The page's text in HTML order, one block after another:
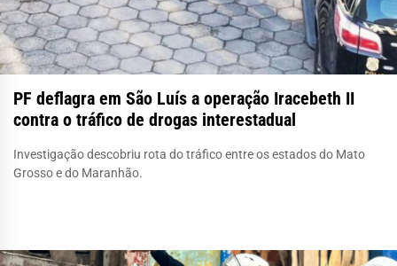
PF deflagra em São Luís a operação Iracebeth II
contra o tráfico de drogas interestadual
Investigação descobriu rota do tráfico entre os estados do Mato
Grosso e do Maranhão.